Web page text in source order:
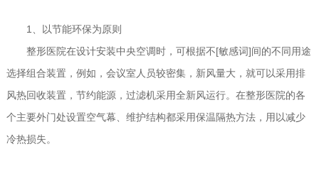
1、以节能环保为原则
整形医院在设计安装中央空调时，可根据不[敏感词]间的不同用途
选择组合装置，例如，会议室人员较密集，新风量大，就可以采用排
风热回收装置，节约能源，过滤机采用全新风运行。在整形医院的各
个主要外门处设置空气幕、维护结构都采用保温隔热方法，用以减少
冷热损失。